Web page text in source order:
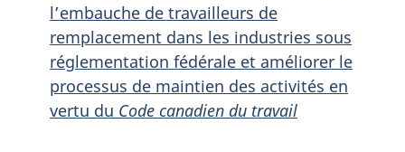
l’embauche de travailleurs de
remplacement dans les industries sous
réglementation fédérale et améliorer le
processus de maintien des activités en
vertu du Code canadien du travail